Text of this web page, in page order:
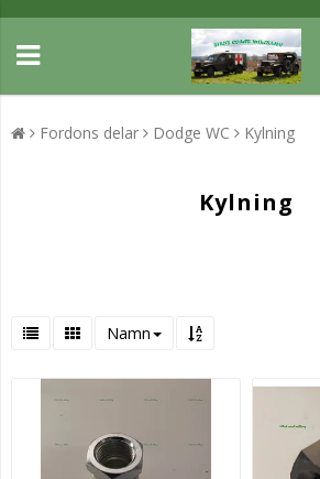
Fordons delar Dodge WC Kylning
Kylning
Namn